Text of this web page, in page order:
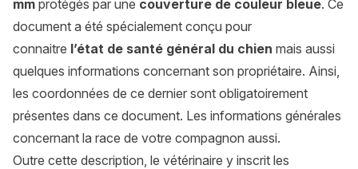
mm protégés par une couverture de couleur bleue. Ce
document a été spécialement conçu pour
connaitre l’état de santé général du chien mais aussi
quelques informations concernant son propriétaire. Ainsi,
les coordonnées de ce dernier sont obligatoirement
présentes dans ce document. Les informations générales
concernant la race de votre compagnon aussi.
Outre cette description, le vétérinaire y inscrit les